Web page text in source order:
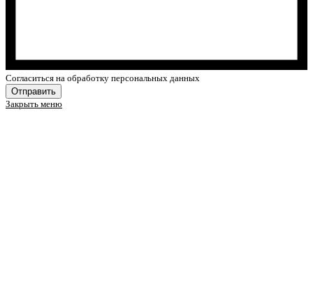
Cогласиться на обработку персональных данных
Отправить
Закрыть меню